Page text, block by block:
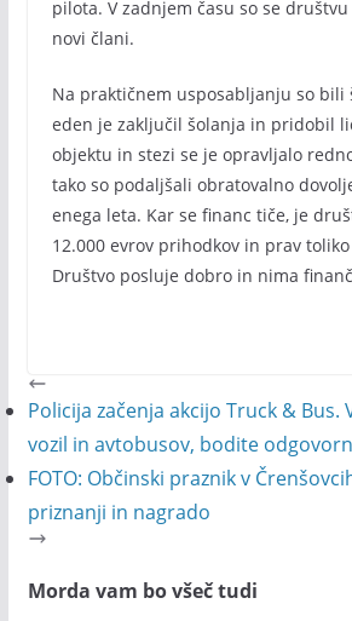
pilota. V zadnjem času so se
novi člani.
Na praktičnem usposabljanju so bili
eden je zaključil šolanja in pridobil
objektu in stezi se je opravljalo
tako so podaljšali obratovalno
enega leta. Kar se financ tiče, je
12.000 evrov prihodkov in prav
Društvo posluje dobro in nima
Policija začenja akcijo Truck & Bus.
vozil in avtobusov, bodite
FOTO: Občinski praznik v
priznanji in nagrado
Morda vam bo všeč tudi